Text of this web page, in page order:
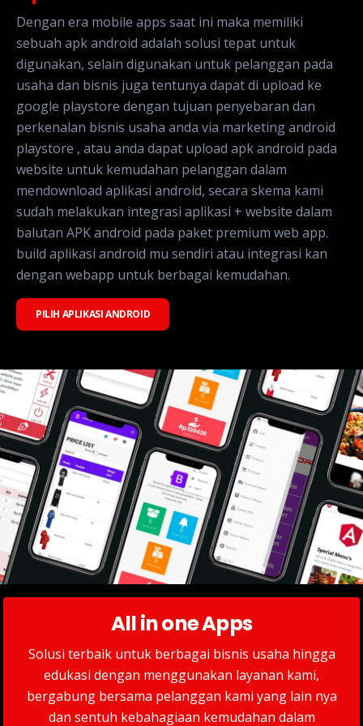
Dengan era mobile apps saat ini maka memiliki
sebuah apk android adalah solusi tepat untuk
digunakan, selain digunakan untuk pelanggan pada
usaha dan bisnis juga tentunya dapat di upload ke
google playstore dengan tujuan penyebaran dan
perkenalan bisnis usaha anda via marketing android
playstore , atau anda dapat upload apk android pada
website untuk kemudahan pelanggan dalam
mendownload aplikasi android, secara skema kami
sudah melakukan integrasi aplikasi + website dalam
balutan APK android pada paket premium web app.
build aplikasi android mu sendiri atau integrasi kan
dengan webapp untuk berbagai kemudahan.
PILIH APLIKASI ANDROID
All in one Apps
Solusi terbaik untuk berbagai bisnis usaha hingga
edukasi dengan menggunakan layanan kami,
bergabung bersama pelanggan kami yang lain nya
dan sentuh kebahagiaan kemudahan dalam